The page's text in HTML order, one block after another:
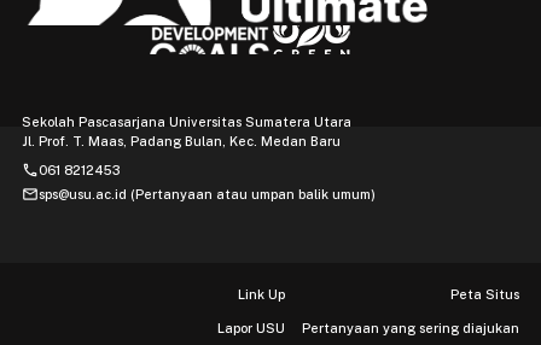
Sekolah Pascasarjana Universitas Sumatera Utara
Jl. Prof. T. Maas, Padang Bulan, Kec. Medan Baru
phone061 8212453
mailsps@usu.ac.id (Pertanyaan atau umpan balik umum)
Link Up Peta Situs
Lapor USU Pertanyaan yang sering diajukan